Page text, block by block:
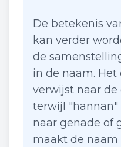
De betekenis
kan verder
de
in de naam. Het
verwijst naar
terwijl "hannan"
naar genade of
maakt de